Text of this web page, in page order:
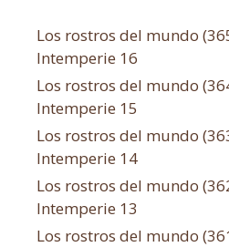
Los rostros del mundo
Intemperie 16
Los rostros del mundo
Intemperie 15
Los rostros del mundo
Intemperie 14
Los rostros del mundo
Intemperie 13
Los rostros del mundo